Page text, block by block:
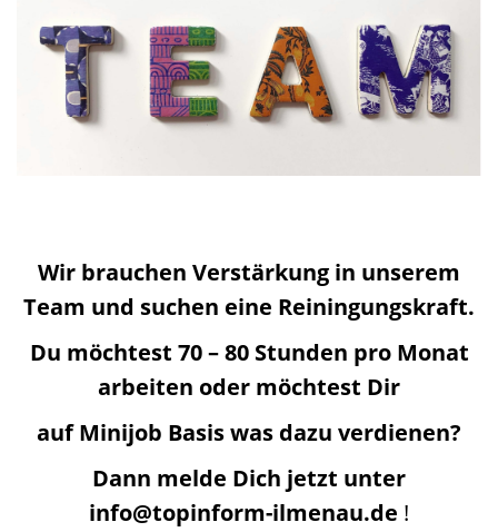
Wir brauchen Verstärkung in unserem
Team und suchen eine Reiningungskraft.
Du möchtest 70 – 80 Stunden pro Monat
arbeiten oder möchtest Dir
auf Minijob Basis was dazu verdienen?
Dann melde Dich jetzt unter
info@topinform-ilmenau.de !